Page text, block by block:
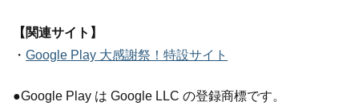
【関連サイト】
・ Google Play 大感謝祭！特設サイト
●Google Play は Google LLC の登録商標です。